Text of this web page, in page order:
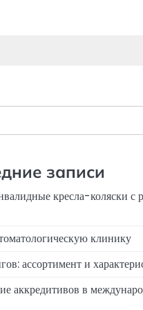
записи
кресла-коляски с
клинику
ассортимент и
аккредитивов в